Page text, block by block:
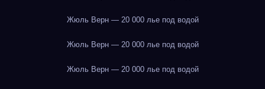
Жюль Верн — 20 000 лье под водой
Жюль Верн — 20 000 лье под водой
Жюль Верн — 20 000 лье под водой